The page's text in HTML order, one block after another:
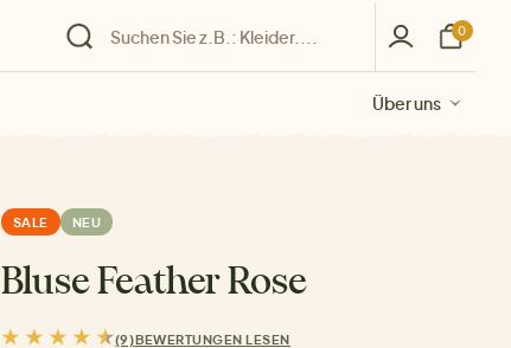
Über uns
Über uns
Über uns
Über uns
Über uns
0
SALE NEU
Bluse Feather Rose
(9)BEWERTUNGEN LESEN